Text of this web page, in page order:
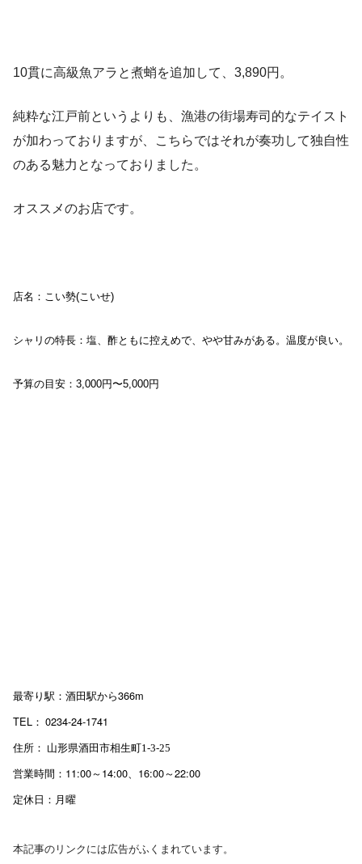
10貫に高級魚アラと煮蛸を追加して、3,890円。
純粋な江戸前というよりも、漁港の街場寿司的なテイスト
が加わっておりますが、こちらではそれが奏功して独自性
のある魅力となっておりました。
オススメのお店です。
店名：こい勢(こいせ)
シャリの特長：塩、酢ともに控えめで、やや甘みがある。温度が良い。
予算の目安：3,000円〜5,000円
最寄り駅：酒田駅から366m
TEL： 0234-24-1741
住所：
山形県酒田市相生町1-3-25
営業時間：11:00～14:00、16:00～22:00
定休日：月曜
本記事のリンクには広告がふくまれています。